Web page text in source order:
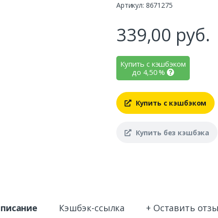
Артикул: 8671275
339,00 руб.
Купить с кэшбэком
до 4,50%
Купить с кэшбэком
Купить без кэшбэка
Кэшбэк-ссылка + Оставить